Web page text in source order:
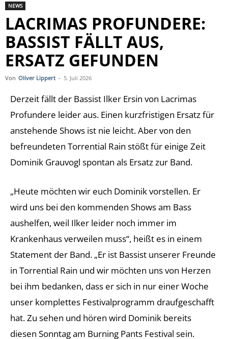
NEWS
LACRIMAS PROFUNDERE:
BASSIST FÄLLT AUS,
ERSATZ GEFUNDEN
Von Oliver Lippert - 5. Juli 2026
Derzeit fällt der Bassist Ilker Ersin von Lacrimas
Profundere leider aus. Einen kurzfristigen Ersatz für
anstehende Shows ist nie leicht. Aber von den
befreundeten Torrential Rain stößt für einige Zeit
Dominik Grauvogl spontan als Ersatz zur Band.
„Heute möchten wir euch Dominik vorstellen. Er
wird uns bei den kommenden Shows am Bass
aushelfen, weil Ilker leider noch immer im
Krankenhaus verweilen muss“, heißt es in einem
Statement der Band. „Er ist Bassist unserer Freunde
in Torrential Rain und wir möchten uns von Herzen
bei ihm bedanken, dass er sich in nur einer Woche
unser komplettes Festivalprogramm draufgeschafft
hat. Zu sehen und hören wird Dominik bereits
diesen Sonntag am Burning Pants Festival sein.